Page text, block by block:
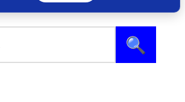
🔍